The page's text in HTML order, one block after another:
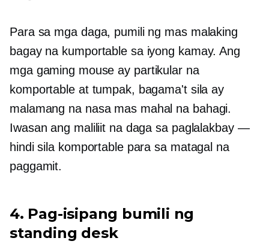
Para sa mga daga, pumili ng mas malaking
bagay na kumportable sa iyong kamay. Ang
mga gaming mouse ay partikular na
komportable at tumpak, bagama't sila ay
malamang na nasa mas mahal na bahagi.
Iwasan ang maliliit na daga sa paglalakbay —
hindi sila komportable para sa matagal na
paggamit.
4. Pag-isipang bumili ng
standing desk